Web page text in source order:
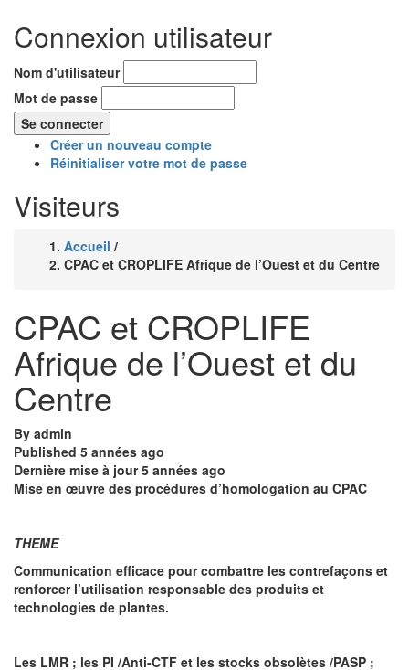
Connexion utilisateur
Nom d'utilisateur
Mot de passe
Créer un nouveau compte
Réinitialiser votre mot de passe
Visiteurs
Fil
Accueil /
CPAC et CROPLIFE Afrique de l’Ouest et du Centre
CPAC et CROPLIFE
Afrique de l’Ouest et du
Centre
By admin
Published 5 années ago
Dernière mise à jour5 années ago
Mise en œuvre des procédures d’homologation au CPAC
THEME
Communication efficace pour combattre les contrefaçons et
renforcer l’utilisation responsable des produits et
technologies de plantes.
Les LMR ; les PI /Anti-CTF et les stocks obsolètes /PASP ;